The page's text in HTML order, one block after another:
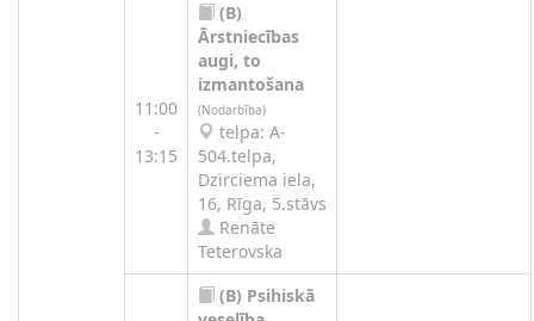
11:00
-
13:15
(B)
Ārstniecības
augi, to
izmantošana
(Nodarbība)
telpa: A-
504.telpa,
Dzirciema iela,
16, Rīga, 5.stāvs
Renāte
Teterovska
(B) Psihiskā